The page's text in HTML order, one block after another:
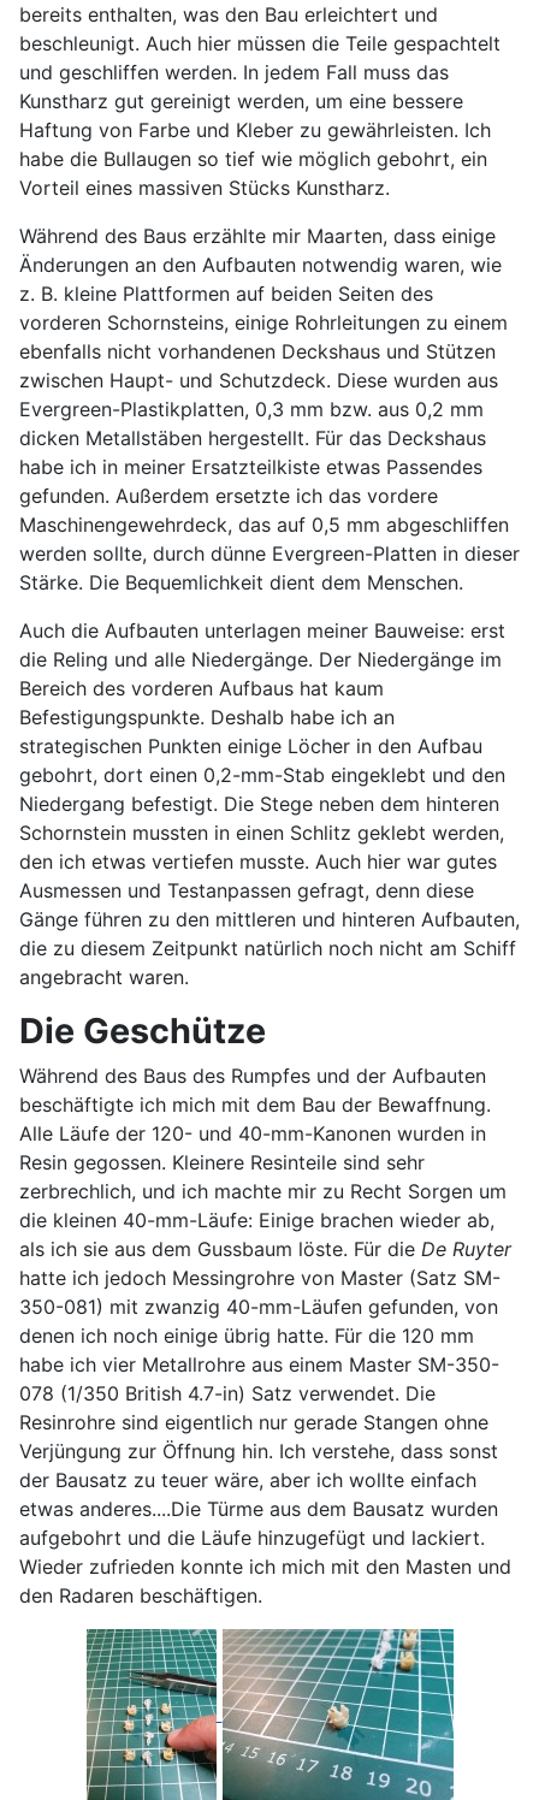
bereits enthalten, was den Bau erleichtert und
beschleunigt. Auch hier müssen die Teile gespachtelt
und geschliffen werden. In jedem Fall muss das
Kunstharz gut gereinigt werden, um eine bessere
Haftung von Farbe und Kleber zu gewährleisten. Ich
habe die Bullaugen so tief wie möglich gebohrt, ein
Vorteil eines massiven Stücks Kunstharz.
Während des Baus erzählte mir Maarten, dass einige
Änderungen an den Aufbauten notwendig waren, wie
z. B. kleine Plattformen auf beiden Seiten des
vorderen Schornsteins, einige Rohrleitungen zu einem
ebenfalls nicht vorhandenen Deckshaus und Stützen
zwischen Haupt- und Schutzdeck. Diese wurden aus
Evergreen-Plastikplatten, 0,3 mm bzw. aus 0,2 mm
dicken Metallstäben hergestellt. Für das Deckshaus
habe ich in meiner Ersatzteilkiste etwas Passendes
gefunden. Außerdem ersetzte ich das vordere
Maschinengewehrdeck, das auf 0,5 mm abgeschliffen
werden sollte, durch dünne Evergreen-Platten in dieser
Stärke. Die Bequemlichkeit dient dem Menschen.
Auch die Aufbauten unterlagen meiner Bauweise: erst
die Reling und alle Niedergänge. Der Niedergänge im
Bereich des vorderen Aufbaus hat kaum
Befestigungspunkte. Deshalb habe ich an
strategischen Punkten einige Löcher in den Aufbau
gebohrt, dort einen 0,2-mm-Stab eingeklebt und den
Niedergang befestigt. Die Stege neben dem hinteren
Schornstein mussten in einen Schlitz geklebt werden,
den ich etwas vertiefen musste. Auch hier war gutes
Ausmessen und Testanpassen gefragt, denn diese
Gänge führen zu den mittleren und hinteren Aufbauten,
die zu diesem Zeitpunkt natürlich noch nicht am Schiff
angebracht waren.
Die Geschütze
Während des Baus des Rumpfes und der Aufbauten
beschäftigte ich mich mit dem Bau der Bewaffnung.
Alle Läufe der 120- und 40-mm-Kanonen wurden in
Resin gegossen. Kleinere Resinteile sind sehr
zerbrechlich, und ich machte mir zu Recht Sorgen um
die kleinen 40-mm-Läufe: Einige brachen wieder ab,
als ich sie aus dem Gussbaum löste. Für die De Ruyter
hatte ich jedoch Messingrohre von Master (Satz SM-
350-081) mit zwanzig 40-mm-Läufen gefunden, von
denen ich noch einige übrig hatte. Für die 120 mm
habe ich vier Metallrohre aus einem Master SM-350-
078 (1/350 British 4.7-in) Satz verwendet. Die
Resinrohre sind eigentlich nur gerade Stangen ohne
Verjüngung zur Öffnung hin. Ich verstehe, dass sonst
der Bausatz zu teuer wäre, aber ich wollte einfach
etwas anderes....Die Türme aus dem Bausatz wurden
aufgebohrt und die Läufe hinzugefügt und lackiert.
Wieder zufrieden konnte ich mich mit den Masten und
den Radaren beschäftigen.